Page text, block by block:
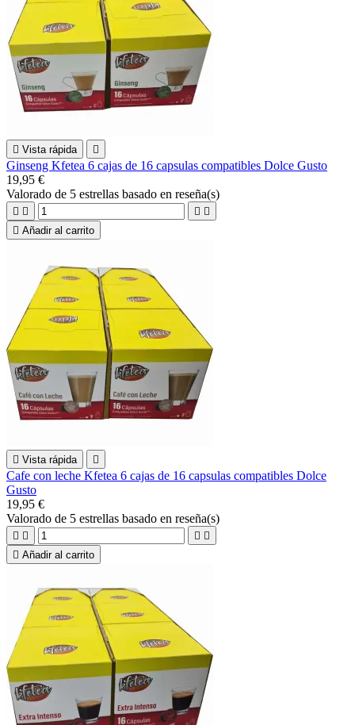
 Vista rápida 
Ginseng Kfetea 6 cajas de 16 capsulas compatibles Dolce Gusto
19,95 €
Valorado de 5 estrellas basado en reseña(s)
   
 Añadir al carrito
 Vista rápida 
Cafe con leche Kfetea 6 cajas de 16 capsulas compatibles Dolce
Gusto
19,95 €
Valorado de 5 estrellas basado en reseña(s)
   
 Añadir al carrito